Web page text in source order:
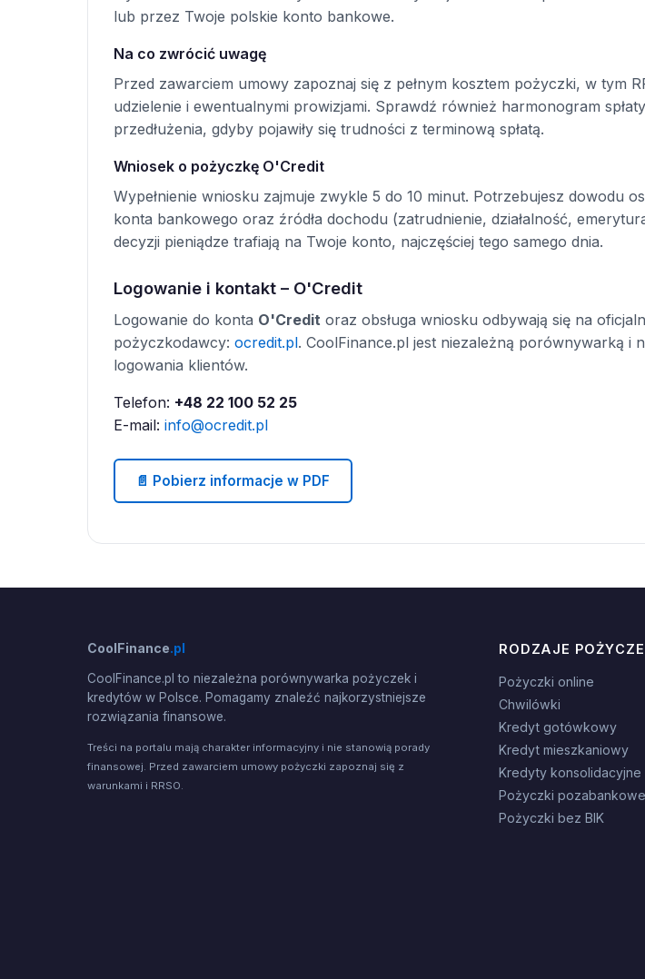
lub przez Twoje polskie konto bankowe.
Na co zwrócić uwagę
Przed zawarciem umowy zapoznaj się z pełnym kosztem pożyczki, w tym
udzielenie i ewentualnymi prowizjami. Sprawdź również harmonogram
przedłużenia, gdyby pojawiły się trudności z terminową spłatą.
Wniosek o pożyczkę O'Credit
Wypełnienie wniosku zajmuje zwykle 5 do 10 minut. Potrzebujesz dowodu
konta bankowego oraz źródła dochodu (zatrudnienie, działalność,
decyzji pieniądze trafiają na Twoje konto, najczęściej tego samego dnia.
Logowanie i kontakt – O'Credit
Logowanie do konta O'Credit oraz obsługa wniosku odbywają się na
pożyczkodawcy: ocredit.pl. CoolFinance.pl jest niezależną porównywarką i
logowania klientów.
Telefon: +48 22 100 52 25
E-mail: info@ocredit.pl
📄 Pobierz informacje w PDF
CoolFinance.pl
CoolFinance.pl to niezależna porównywarka pożyczek i
kredytów w Polsce. Pomagamy znaleźć najkorzystniejsze
rozwiązania finansowe.
Treści na portalu mają charakter informacyjny i nie stanowią porady
finansowej. Przed zawarciem umowy pożyczki zapoznaj się z
warunkami i RRSO.
RODZAJE
Pożyczki online
Chwilówki
Kredyt gotówkowy
Kredyt mieszkaniowy
Kredyty konsolidacyjne
Pożyczki pozabankowe
Pożyczki bez BIK